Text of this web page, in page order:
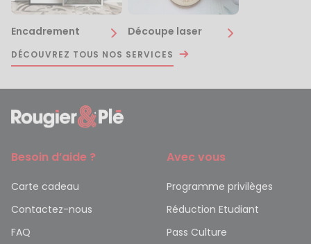
Encadrement Découpe laser
DÉCOUVREZ TOUS NOS SERVICES
Besoin d’aide ?
Carte cadeau
Contactez-nous
FAQ
Avec vous
Programme privilèges
Réduction Etudiant
Pass Culture